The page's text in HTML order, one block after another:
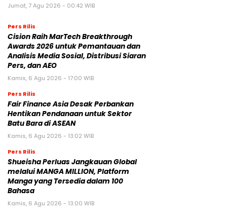
Jumat, 7 Agu 2026 - 00:42 WIB
Pers Rilis
Cision Raih MarTech Breakthrough
Awards 2026 untuk Pemantauan dan
Analisis Media Sosial, Distribusi Siaran
Pers, dan AEO
Kamis, 6 Agu 2026 - 17:00 WIB
Pers Rilis
Fair Finance Asia Desak Perbankan
Hentikan Pendanaan untuk Sektor
Batu Bara di ASEAN
Kamis, 6 Agu 2026 - 13:02 WIB
Pers Rilis
Shueisha Perluas Jangkauan Global
melalui MANGA MILLION, Platform
Manga yang Tersedia dalam 100
Bahasa
Kamis, 6 Agu 2026 - 13:00 WIB